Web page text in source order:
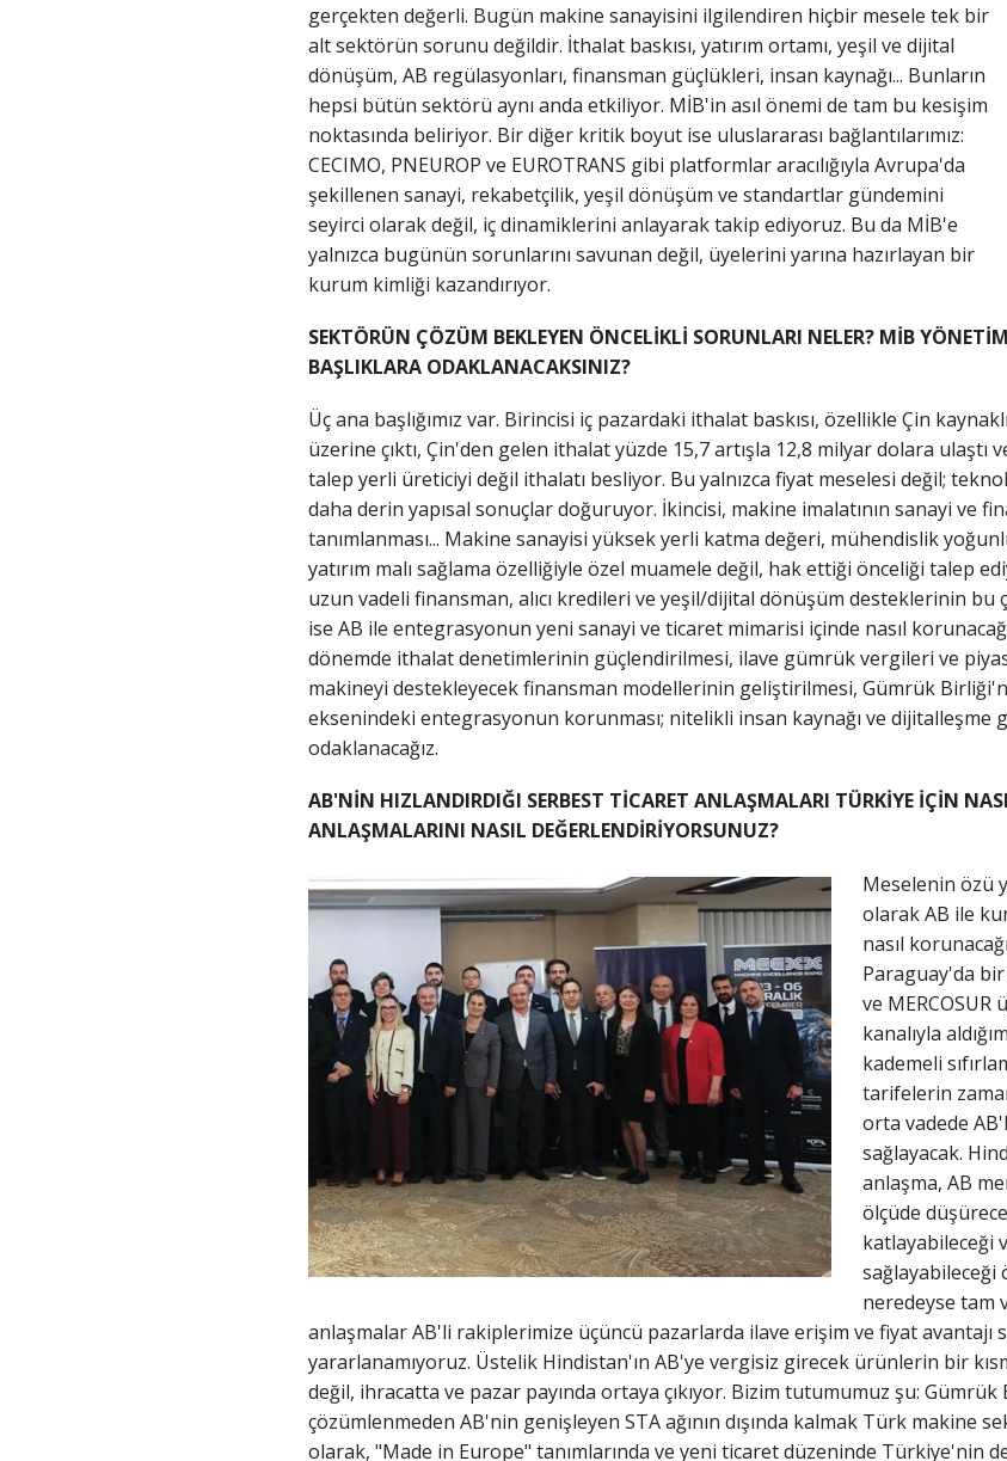
gerçekten değerli. Bugün makine sanayisini ilgilendiren hiçbir mesele tek bir
alt sektörün sorunu değildir. İthalat baskısı, yatırım ortamı, yeşil ve dijital
dönüşüm, AB regülasyonları, finansman güçlükleri, insan kaynağı... Bunların
hepsi bütün sektörü aynı anda etkiliyor. MİB'in asıl önemi de tam bu kesişim
noktasında beliriyor. Bir diğer kritik boyut ise uluslararası bağlantılarımız:
CECIMO, PNEUROP ve EUROTRANS gibi platformlar aracılığıyla Avrupa'da
şekillenen sanayi, rekabetçilik, yeşil dönüşüm ve standartlar gündemini
seyirci olarak değil, iç dinamiklerini anlayarak takip ediyoruz. Bu da MİB'e
yalnızca bugünün sorunlarını savunan değil, üyelerini yarına hazırlayan bir
kurum kimliği kazandırıyor.
SEKTÖRÜN ÇÖZÜM BEKLEYEN ÖNCELİKLİ SORUNLARI NELER? MİB
BAŞLIKLARA ODAKLANACAKSINIZ?
Üç ana başlığımız var. Birincisi iç pazardaki ithalat baskısı, özellikle Çin
üzerine çıktı, Çin'den gelen ithalat yüzde 15,7 artışla 12,8 milyar dolara
talep yerli üreticiyi değil ithalatı besliyor. Bu yalnızca fiyat meselesi değil;
daha derin yapısal sonuçlar doğuruyor. İkincisi, makine imalatının sanayi ve
tanımlanması... Makine sanayisi yüksek yerli katma değeri, mühendislik
yatırım malı sağlama özelliğiyle özel muamele değil, hak ettiği önceliği talep
uzun vadeli finansman, alıcı kredileri ve yeşil/dijital dönüşüm desteklerinin bu
ise AB ile entegrasyonun yeni sanayi ve ticaret mimarisi içinde nasıl
dönemde ithalat denetimlerinin güçlendirilmesi, ilave gümrük vergileri ve
makineyi destekleyecek finansman modellerinin geliştirilmesi, Gümrük
eksenindeki entegrasyonun korunması; nitelikli insan kaynağı ve dijitalleşme
odaklanacağız.
AB'NİN HIZLANDIRDIĞI SERBEST TİCARET ANLAŞMALARI TÜRKİYE İÇİN
ANLAŞMALARINI NASIL DEĞERLENDİRİYORSUNUZ?
Meselenin özü
olarak AB ile
nasıl
Paraguay'da
ve
kanalıyla
kademeli
tarifelerin
orta vadede
sağlayacak.
anlaşma, AB
ölçüde
katlayabileceği
sağlayabileceği
neredeyse tam
anlaşmalar AB'li rakiplerimize üçüncü pazarlarda ilave erişim ve fiyat
yararlanamıyoruz. Üstelik Hindistan'ın AB'ye vergisiz girecek ürünlerin bir
değil, ihracatta ve pazar payında ortaya çıkıyor. Bizim tutumumuz şu:
çözümlenmeden AB'nin genişleyen STA ağının dışında kalmak Türk makine
olarak, "Made in Europe" tanımlarında ve yeni ticaret düzeninde Türkiye'nin